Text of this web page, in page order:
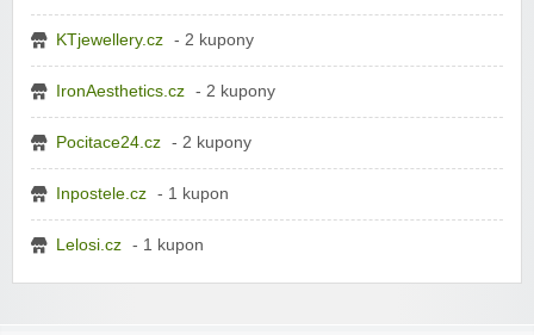
KTjewellery.cz - 2 kupony
IronAesthetics.cz - 2 kupony
Pocitace24.cz - 2 kupony
Inpostele.cz - 1 kupon
Lelosi.cz - 1 kupon